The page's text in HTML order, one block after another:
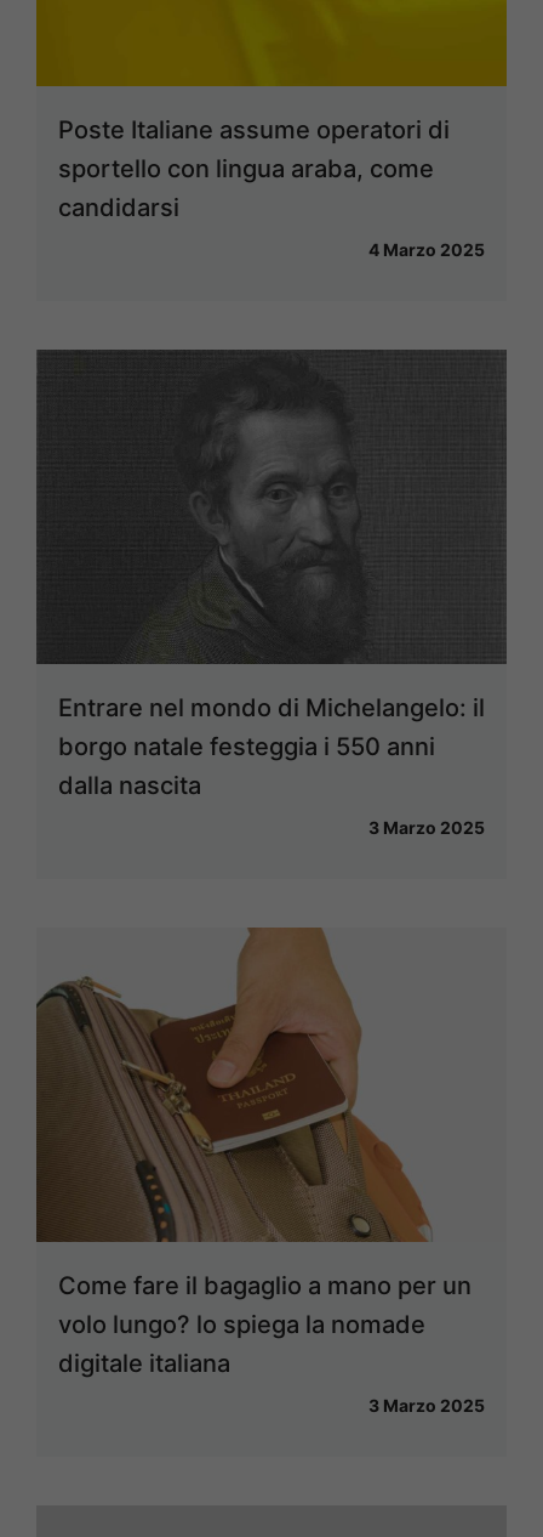
Poste Italiane assume operatori di
sportello con lingua araba, come
candidarsi
4 Marzo 2025
Entrare nel mondo di Michelangelo: il
borgo natale festeggia i 550 anni
dalla nascita
3 Marzo 2025
Come fare il bagaglio a mano per un
volo lungo? lo spiega la nomade
digitale italiana
3 Marzo 2025